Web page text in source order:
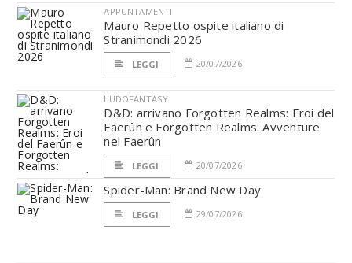
APPUNTAMENTI
Mauro Repetto ospite italiano di
Stranimondi 2026
LEGGI 20/07/2026
LUDOFANTASY
D&D: arrivano Forgotten Realms: Eroi del
Faerûn e Forgotten Realms: Avventure
nel Faerûn
LEGGI 20/07/2026
Spider-Man: Brand New Day
LEGGI 29/07/2026